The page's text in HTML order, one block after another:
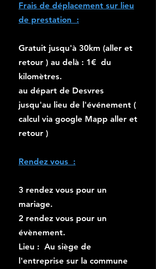
Frais de déplacement sur lieu
de prestation :
Gratuit jusqu'à 30km (aller et
retour ) au delà : 1€ du
kilomètres.
au départ de Desvres
jusqu'au lieu de l'événement (
calcul via google Mapp aller et
retour )
Rendez vous :
3 rendez vous pour un
mariage.
2 rendez vous pour un
évènement.
Lieu : Au siège de
l'entreprise sur la commune